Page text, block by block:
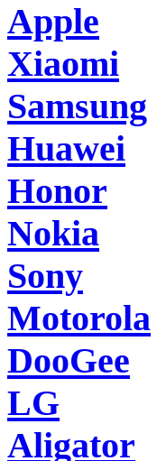
Apple
Xiaomi
Samsung
Huawei
Honor
Nokia
Sony
Motorola
DooGee
LG
Aligator